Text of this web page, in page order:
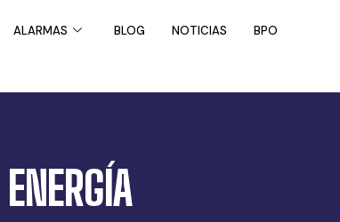
ALARMAS BLOG NOTICIAS
BPO